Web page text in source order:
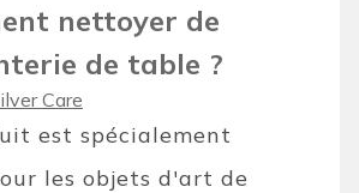
nettoyer de
de table ?
Care
est spécialement
les objets d'art de